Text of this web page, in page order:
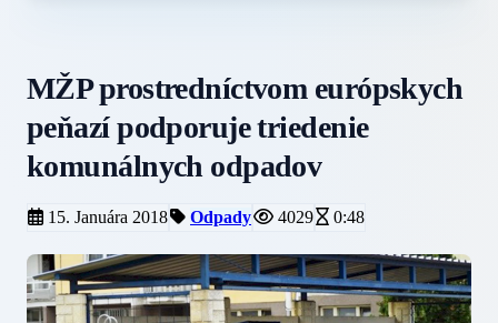
MŽP prostredníctvom európskych
peňazí podporuje triedenie
komunálnych odpadov
15. Januára 2018 Odpady 4029 0:48